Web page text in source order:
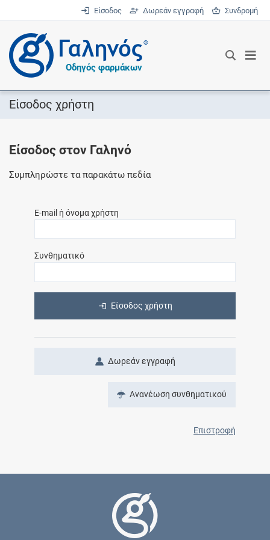
Είσοδος Δωρεάν εγγραφή Συνδρομή
®
Οδηγός φαρμάκων
Είσοδος χρήστη
Είσοδος στον Γαληνό
Συμπληρώστε τα παρακάτω πεδία
E-mail ή όνομα χρήστη
Συνθηματικό
Είσοδος χρήστη
Δωρεάν εγγραφή
Ανανέωση συνθηματικού
Επιστροφή